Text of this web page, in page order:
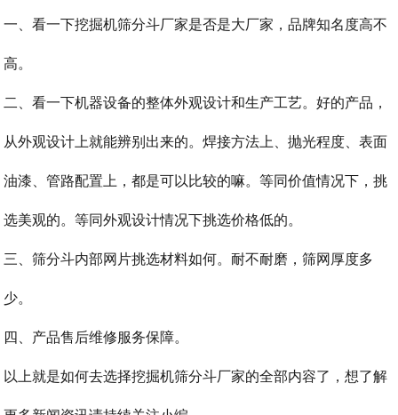
一、看一下挖掘机筛分斗厂家是否是大厂家，品牌知名度高不
高。
二、看一下机器设备的整体外观设计和生产工艺。好的产品，
从外观设计上就能辨别出来的。焊接方法上、抛光程度、表面
油漆、管路配置上，都是可以比较的嘛。等同价值情况下，挑
选美观的。等同外观设计情况下挑选价格低的。
三、筛分斗内部网片挑选材料如何。耐不耐磨，筛网厚度多
少。
四、产品售后维修服务保障。
以上就是如何去选择挖掘机筛分斗厂家的全部内容了，想了解